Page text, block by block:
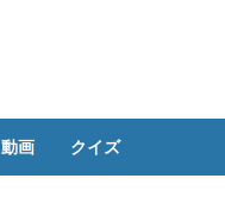
動画 クイズ